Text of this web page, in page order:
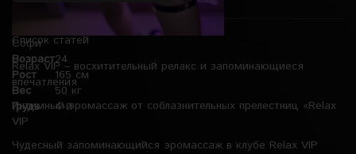
Софи
Возраст24
Рост
165 см
Вес
50 кг
Грудь
4-й
Список статей
Relax VIP – восхитительный релакс и запоминающиеся
впечатления
Интимный эромассаж от соблазнительных прелестниц «Relax
VIP
Чудесный запоминающийся эромассаж в клубе Relax VIP